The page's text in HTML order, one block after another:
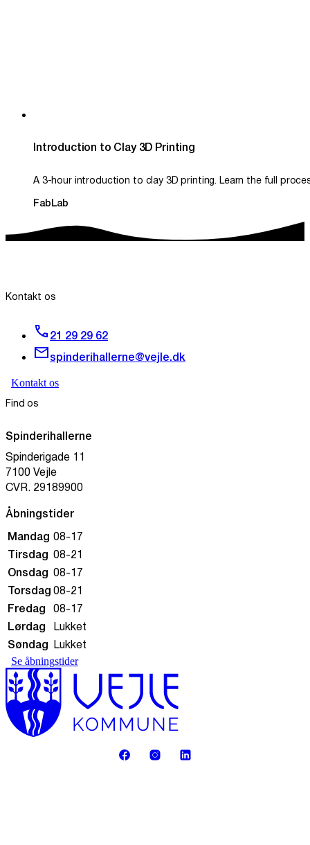
Introduction to Clay 3D Printing
A 3-hour introduction to clay 3D printing. Learn the full
FabLab
Kontakt os
21 29 29 62
spinderihallerne@vejle.dk
Kontakt os
Find os
Spinderihallerne
Spinderigade 11
7100 Vejle
CVR. 29189900
Åbningstider
Mandag 08-17
Tirsdag
08-21
Onsdag
08-17
Torsdag 08-21
Fredag
08-17
Lørdag
Lukket
Søndag
Lukket
Se åbningstider